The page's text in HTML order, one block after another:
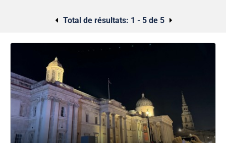
Sinon, pourquoi ne pas explorer le côté le plus effrayant de
visite fantôme?
Total de résultats: 1 - 5 de 5